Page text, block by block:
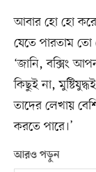
আবার হো হো করে
যেতে পারতাম তো
‘জানি, বক্সিং
কিছুই না,
তাদের লেখায়
করতে পারে।’
আরও পড়ুন